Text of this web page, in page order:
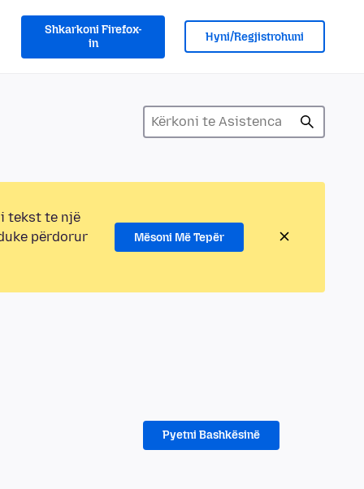
Shkarkoni Firefox-
in
Hyni/Regjistrohuni
tekst te një
përdorur
Mësoni Më Tepër
Pyetni Bashkësinë